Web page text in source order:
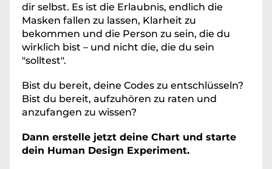
dir selbst. Es ist die Erlaubnis, endlich die
Masken fallen zu lassen, Klarheit zu
bekommen und die Person zu sein, die du
wirklich bist – und nicht die, die du sein
"solltest".
Bist du bereit, deine Codes zu entschlüsseln?
Bist du bereit, aufzuhören zu raten und
anzufangen zu wissen?
Dann erstelle jetzt deine Chart und starte
dein Human Design Experiment.